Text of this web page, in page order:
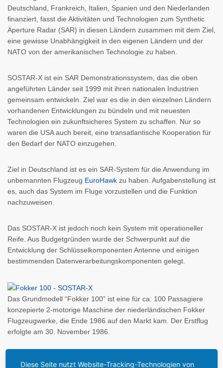
Deutschland, Frankreich, Italien, Spanien und den Niederlanden
finanziert, fasst die Aktivitäten und Technologien zum Synthetic
Aperture Radar (SAR) in diesen Ländern zusammen mit dem Ziel,
eine gewisse Unabhängigkeit in den eigenen Ländern und der
NATO von der amerikanischen Technologie zu haben.
SOSTAR-X ist ein SAR Demonstrationssystem, das die oben
angeführten Länder seit 1999 mit ihren nationalen Industrien
gemeinsam entwickeln. Ziel war es die in den einzelnen Ländern
vorhandenen Entwicklungen zu bündeln und mit neuesten
Technologien ein zukunftsicheres System zu schaffen. Nur so
waren die USA auch bereit, eine transatlantische Kooperation für
den Bedarf der NATO einzugehen.
Ziel in Deutschland ist es ein SAR-System für die Anwendung im
unbemannten Flugzeug EuroHawk zu haben. Aufgabenstellung ist
es, auch das System im Fluge vorzustellen und die Funktion
nachzuweisen.
Das SOSTAR-X ist jedoch noch kein System mit operationeller
Reife. Aus Budgetgründen wurde der Schwerpunkt auf die
Entwicklung der Schlüsselkomponenten Antenne und einigen
bestimmenden Datenverarbeitungskomponenten gelegt.
Das Grundmodell “Fokker 100” ist eine für ca. 100 Passagiere
konzepierte 2-motorige Maschine der niederländischen Fokker
Flugzeugwerke, die Ende 1986 auf den Markt kam. Der Erstflug
erfolgte am 30. November 1986.
Diese Seite nutzt Website-Tracking-Technologien von